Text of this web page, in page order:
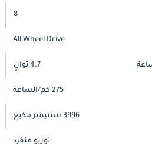
8
All Wheel Drive
4.7 ثوانٍ
275 كم/الساعة
3996 سنتيمتر مكبع
توربو منفرد